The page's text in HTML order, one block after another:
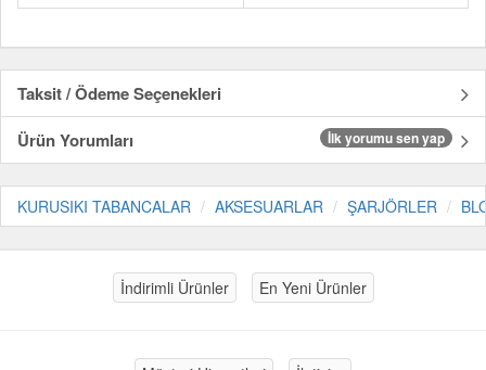
Taksit / Ödeme Seçenekleri
Ürün Yorumları
İlk yorumu sen yap
KURUSIKI TABANCALAR AKSESUARLAR ŞARJÖRLER
İndirimli Ürünler En Yeni Ürünler